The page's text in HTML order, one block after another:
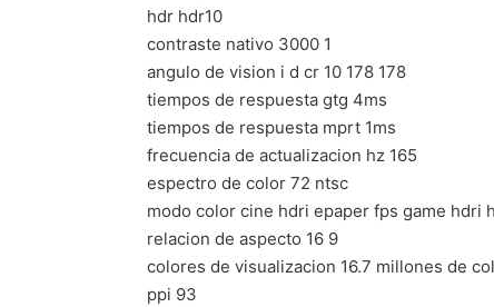
hdr hdr10
contraste nativo 3000 1
angulo de vision i d cr 10 178 178
tiempos de respuesta gtg 4ms
tiempos de respuesta mprt 1ms
frecuencia de actualizacion hz 165
espectro de color 72 ntsc
modo color cine hdri epaper fps game hdri
relacion de aspecto 16 9
colores de visualizacion 16.7 millones de
ppi 93